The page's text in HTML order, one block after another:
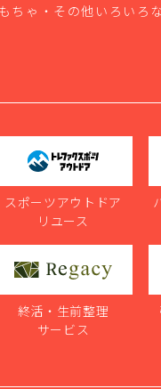
ちゃ・その他いろいろ
スポーツアウトドア
リユース
終活・生前整理
サービス